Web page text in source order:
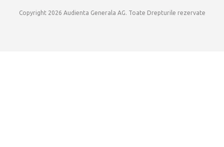
Copyright 2026 Audienta Generala AG. Toate Drepturile rezervate